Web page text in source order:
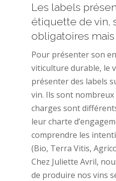
Les labels
étiquette de vin,
obligatoires
Pour présenter son
viticulture durable, le
présenter des labels
vin. Ils sont
charges sont
leur charte
comprendre les
(Bio, Terra Vitis,
Chez Juliette Avril,
de produire nos vins